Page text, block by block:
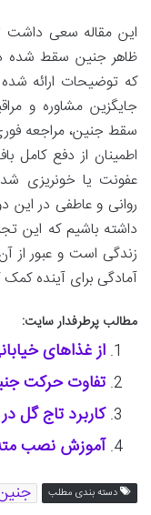
این مقاله سعی داشت
ظاهر جنین سقط شده
که توضیحات ارائه
جایگزین مشاوره و
سقط جنین، مراجعه
اطمینان از دفع کامل
عفونت یا خونریزی
روانی و عاطفی در این
داشته باشیم که این
زندگی است و عبور از
آمادگی برای آینده کمک
مطالب پرطرفدار سایت:
از غذاهای
تفاوت حرکت
کاربرد تاج گل
آموزش نصب
دسته بندی مطلب